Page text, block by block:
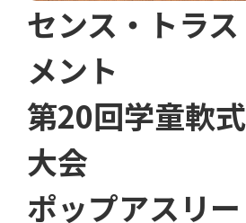
センス・トラ
メント
第20回学童軟
大会
ポップアスリ